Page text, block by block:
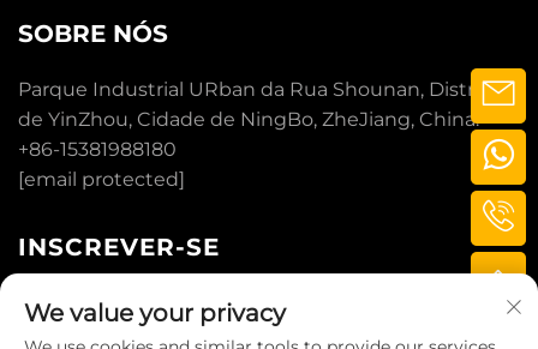
SOBRE NÓS
Parque Industrial URban da Rua Shounan, Distrito
de YinZhou, Cidade de NingBo, ZheJiang, China.
+86-15381988180
[email protected]
INSCREVER-SE
We value your privacy